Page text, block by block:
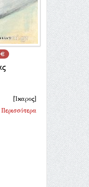
[Ίκαρος]
Περισσότερα